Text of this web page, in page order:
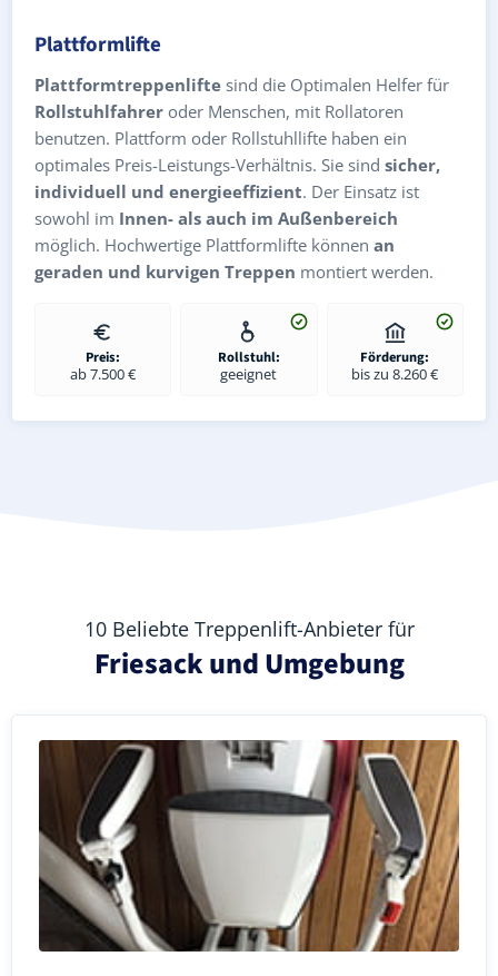
Plattformlifte
Plattformtreppenlifte sind die Optimalen Helfer für
Rollstuhlfahrer oder Menschen, mit Rollatoren
benutzen. Plattform oder Rollstuhllifte haben ein
optimales Preis-Leistungs-Verhältnis. Sie sind sicher,
individuell und energieeffizient. Der Einsatz ist
sowohl im Innen- als auch im Außenbereich
möglich. Hochwertige Plattformlifte können an
geraden und kurvigen Treppen montiert werden.
Preis:
ab 7.500 €
Rollstuhl:
geeignet
Förderung:
bis zu 8.260 €
10 Beliebte Treppenlift-Anbieter für
Friesack und Umgebung